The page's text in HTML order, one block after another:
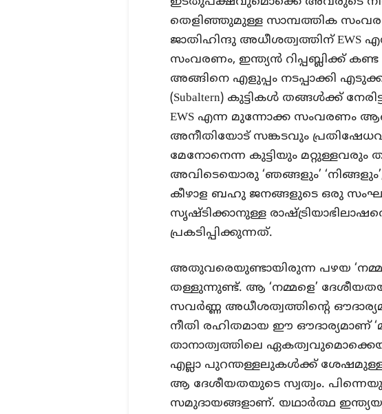
തെളിഞ്ഞുമുള്ള സാമ്പത്തിക
ജാതിഹിന്ദു അധീശത്വത്തിന് EWS
സംവരണം, ഇന്ത്യൻ റിപ്പബ്ലിക്ക്
അങ്ങിനെ എളുപ്പം നടപ്പാക്കി
(Subaltern) കുട്ടികൾ തങ്ങൾക്ക്
EWS എന്ന മുന്നോക്ക സംവരണം
അനീതിയോട് സങ്കടവും
മേനോനെന്ന കുട്ടിയും മറ്റുള്ളവരും
അവിടെയൊരു ‘ഞങ്ങളും’
കീഴാള ബഹു ജനങ്ങളുടെ ഒരു
സൃഷ്ടിക്കാനുള്ള
പ്രകടിപ്പിക്കുന്നത്.
അതുവരെയുണ്ടായിരുന്ന പഴയ
തള്ളുന്നുണ്ട്. ആ ‘നമ്മളെ’
സവർണ്ണ അധീശത്വത്തിൻ്റെ
നീതി രഹിതമായ ഈ ഔദാര്യമാണ്
താനാത്വത്തിലെ
എല്ലാ പുറന്തള്ളലുകൾക്ക്
ആ ദേശീയതയുടെ സ്വത്വം.
സമുദായങ്ങളാണ്. യഥാർത്ഥ